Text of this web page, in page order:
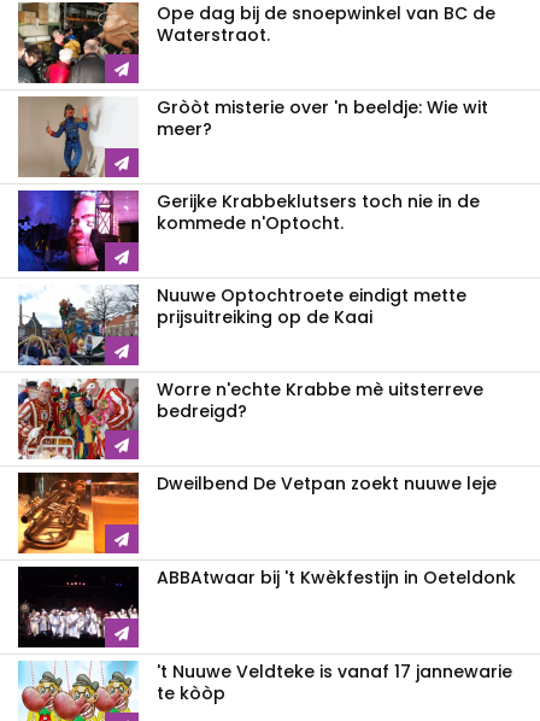
Ope dag bij de snoepwinkel van BC de
Waterstraot.
Gròòt misterie over 'n beeldje: Wie wit
meer?
Gerijke Krabbeklutsers toch nie in de
kommede n'Optocht.
Nuuwe Optochtroete eindigt mette
prijsuitreiking op de Kaai
Worre n'echte Krabbe mè uitsterreve
bedreigd?
Dweilbend De Vetpan zoekt nuuwe leje
ABBAtwaar bij 't Kwèkfestijn in Oeteldonk
't Nuuwe Veldteke is vanaf 17 jannewarie
te kòòp